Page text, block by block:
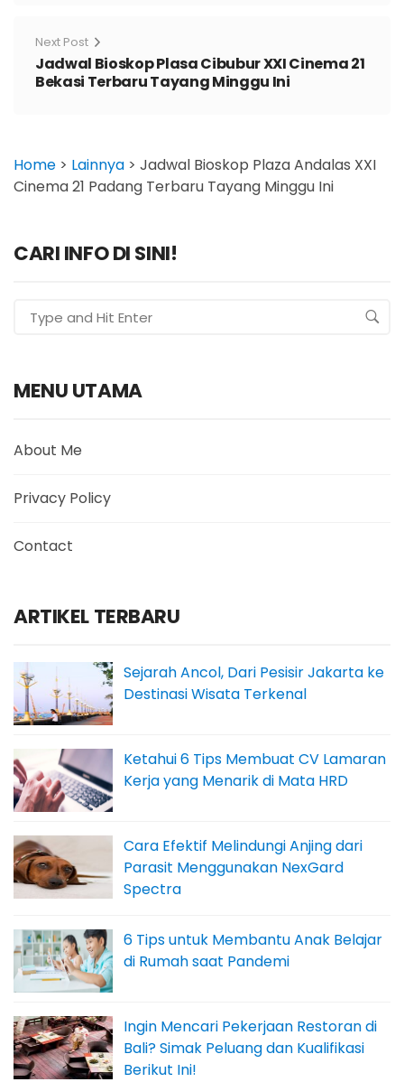
Next Post
Jadwal Bioskop Plasa Cibubur XXI Cinema 21
Bekasi Terbaru Tayang Minggu Ini
Home > Lainnya > Jadwal Bioskop Plaza Andalas XXI
Cinema 21 Padang Terbaru Tayang Minggu Ini
CARI INFO DI SINI!
MENU UTAMA
About Me
Privacy Policy
Contact
ARTIKEL TERBARU
Sejarah Ancol, Dari Pesisir Jakarta ke
Destinasi Wisata Terkenal
Ketahui 6 Tips Membuat CV Lamaran
Kerja yang Menarik di Mata HRD
Cara Efektif Melindungi Anjing dari
Parasit Menggunakan NexGard
Spectra
6 Tips untuk Membantu Anak Belajar
di Rumah saat Pandemi
Ingin Mencari Pekerjaan Restoran di
Bali? Simak Peluang dan Kualifikasi
Berikut Ini!